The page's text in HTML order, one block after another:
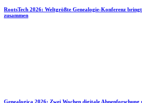
RootsTech 2026: Weltgrößte Genealogie-Konferenz
zusammen
Genealogica 2026: Zwei Wochen digitale